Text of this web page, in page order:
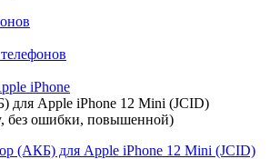
iPhone
для Apple iPhone 12 Mini (JCID)
без ошибки, повышенной)